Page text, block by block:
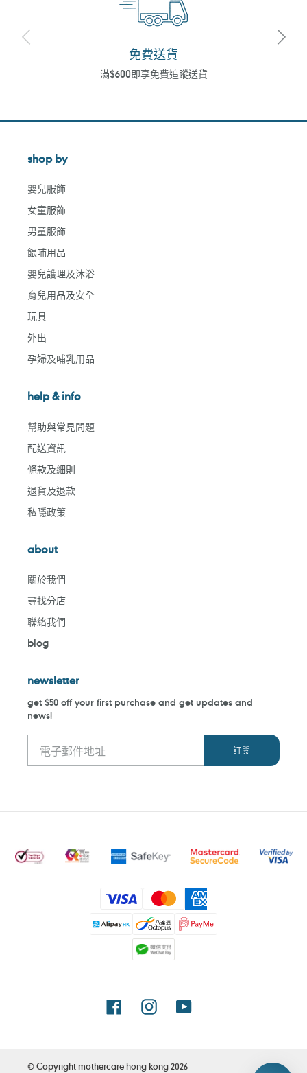
免費送貨
滿$600即享免費追蹤送貨
shop by
嬰兒服飾
女童服飾
男童服飾
餵哺用品
嬰兒護理及沐浴
育兒用品及安全
玩具
外出
孕婦及哺乳用品
help & info
幫助與常見問題
配送資訊
條款及細則
退貨及退款
私隱政策
about
關於我們
尋找分店
聯絡我們
blog
newsletter
get $50 off your first purchase and get updates and
news!
付
款
方
式
FacebookInstagramYouTube
© Copyright mothercare hong kong2026